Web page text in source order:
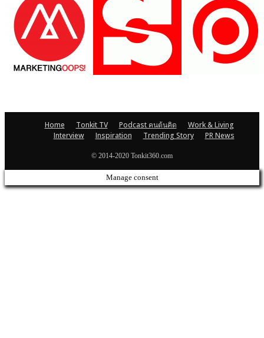
Home Tonkit TV Podcast คนต้นคิด
Work & Living
Interview
Inspiration Trending Story PR News
© 2014-2020 Tonkit360.com
Manage consent